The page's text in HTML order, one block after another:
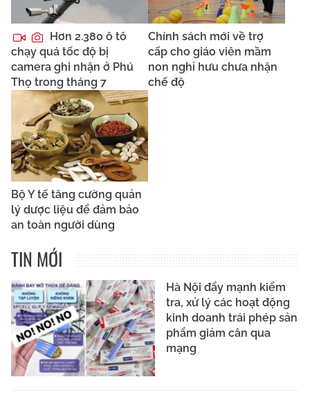
Hơn 2.380 ô tô
chạy quá tốc độ bị
camera ghi nhận ở Phú
Thọ trong tháng 7
Chính sách mới về trợ
cấp cho giáo viên mầm
non nghỉ hưu chưa nhận
chế độ
Bộ Y tế tăng cường quản
lý dược liệu để đảm bảo
an toàn người dùng
TIN MỚI
Hà Nội đẩy mạnh kiểm
tra, xử lý các hoạt động
kinh doanh trái phép sản
phẩm giảm cân qua
mạng